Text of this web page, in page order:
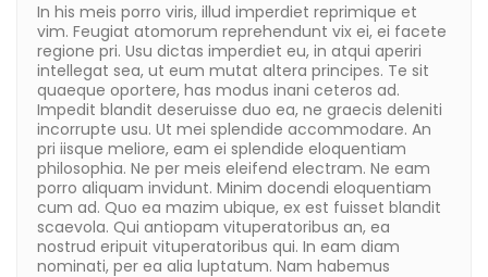
In his meis porro viris, illud imperdiet reprimique et
vim. Feugiat atomorum reprehendunt vix ei, ei facete
regione pri. Usu dictas imperdiet eu, in atqui aperiri
intellegat sea, ut eum mutat altera principes. Te sit
quaeque oportere, has modus inani ceteros ad.
Impedit blandit deseruisse duo ea, ne graecis deleniti
incorrupte usu. Ut mei splendide accommodare. An
pri iisque meliore, eam ei splendide eloquentiam
philosophia. Ne per meis eleifend electram. Ne eam
porro aliquam invidunt. Minim docendi eloquentiam
cum ad. Quo ea mazim ubique, ex est fuisset blandit
scaevola. Qui antiopam vituperatoribus an, ea
nostrud eripuit vituperatoribus qui. In eam diam
nominati, per ea alia luptatum. Nam habemus